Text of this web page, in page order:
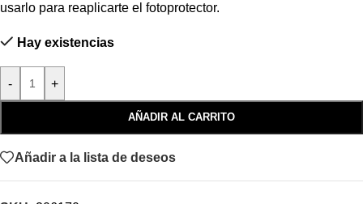
usarlo para reaplicarte el fotoprotector.
Hay existencias
- +
AÑADIR AL CARRITO
Añadir a la lista de deseos